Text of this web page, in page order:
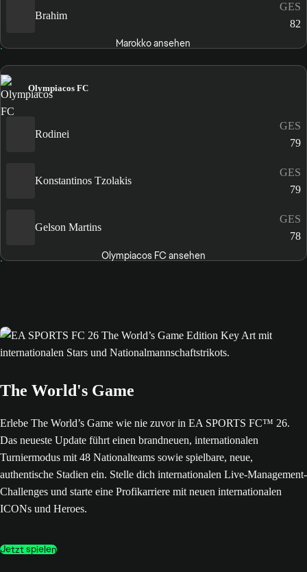
Brahim
GES
82
Marokko ansehen
Olympiacos FC
Rodinei
GES
79
Konstantinos Tzolakis
GES
79
Gelson Martins
GES
78
Olympiacos FC ansehen
The World's Game
Erlebe The World’s Game wie nie zuvor in EA SPORTS FC™ 26.
Das neueste Update führt einen brandneuen, internationalen
Turniermodus mit 48 Nationalteams sowie spielbare, neue,
authentische Stadien ein. Stelle dich internationalen Live-Management-
Challenges und starte eine Profikarriere mit neuen internationalen
ICONs und Heroes.
Jetzt spielen